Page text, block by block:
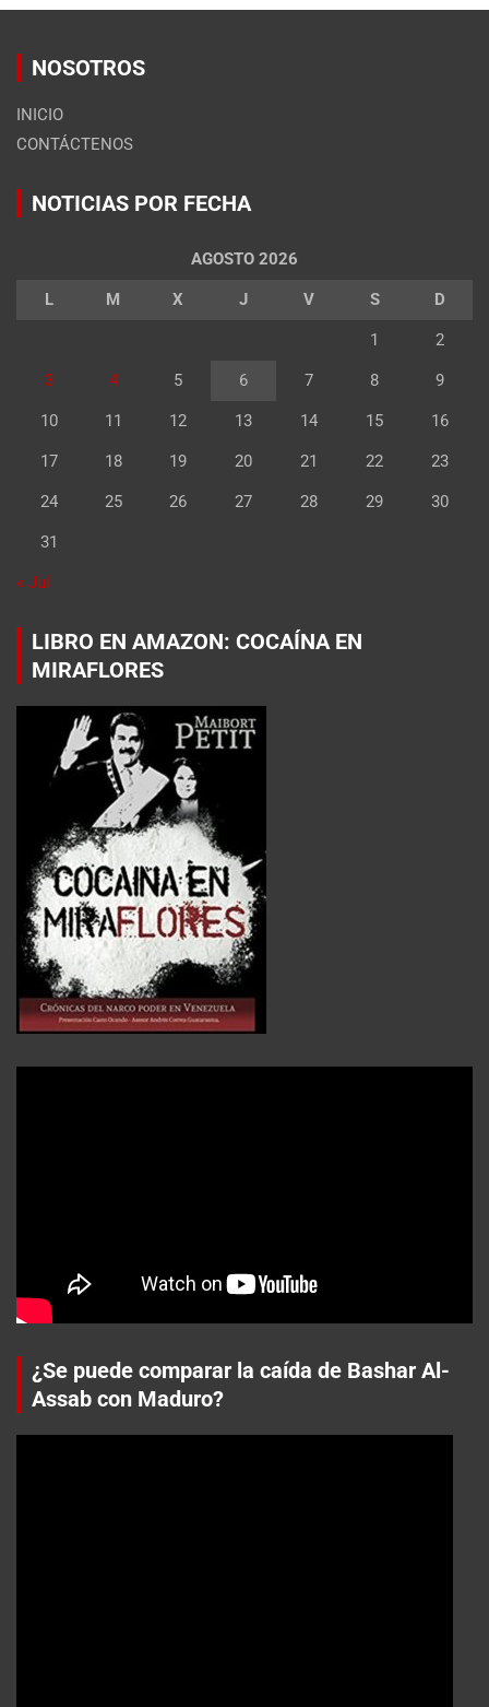
NOSOTROS
INICIO
CONTÁCTENOS
NOTICIAS POR FECHA
AGOSTO 2026
L M X J V S D
1 2
3 4 5 6 7 8 9
10 11 12 13 14 15 16
17 18 19 20 21 22 23
24 25 26 27 28 29 30
31
« Jul
LIBRO EN AMAZON: COCAÍNA EN
MIRAFLORES
¿Se puede comparar la caída de Bashar Al-
Assab con Maduro?